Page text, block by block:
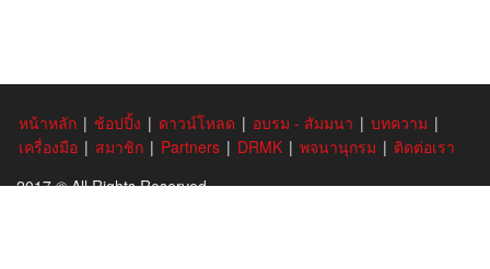
หน้าหลัก | ช้อปปิ้ง | ดาวน์โหลด | อบรม - สัมมนา | บทความ |
เครื่องมือ | สมาชิก | Partners | DRMK | พจนานุกรม | ติดต่อเรา
2017 © All Rights Reserved.